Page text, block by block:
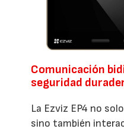
Comunicación
seguridad
La Ezviz EP4 no
sino también